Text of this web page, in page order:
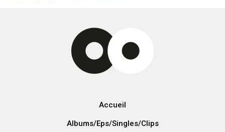
Accueil
Albums/Eps/Singles/Clips